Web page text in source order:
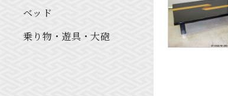
ベッド
乗り物・遊具・大砲